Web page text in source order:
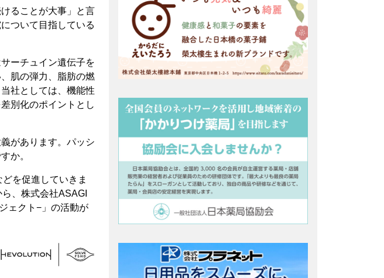
ることが大事」と言
ついて目指している
ーチュイン遺伝子を
肌の弾力、脂肪の燃
社としては、機能性
別化のポイントとし
があります。パッシ
か。
を促進していきま
、株式会社ASAGI
ェクト−」の活動が